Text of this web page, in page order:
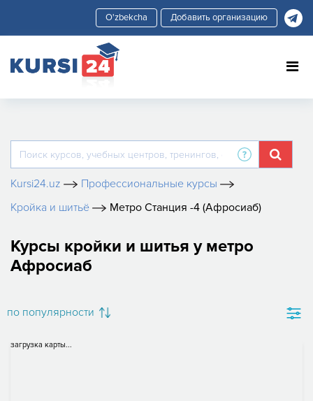
Добавить организацию
Kursi24.uz
Профессиональные курсы
Кройка и шитьё
Метро Станция -4 (Афросиаб)
Курсы кройки и шитья у метро
Афросиаб
по популярности
загрузка карты...